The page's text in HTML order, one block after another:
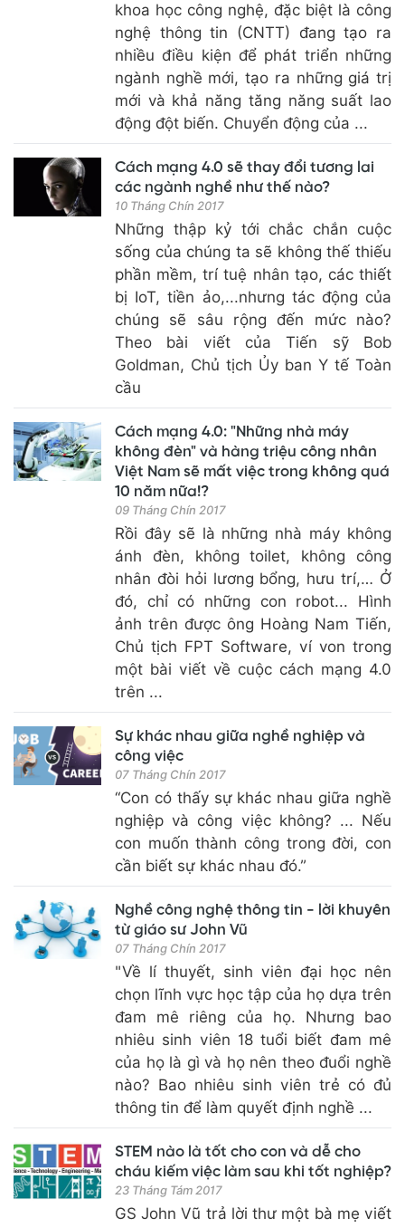
khoa học công nghệ, đặc biệt là công
nghệ thông tin (CNTT) đang tạo ra
nhiều điều kiện để phát triển những
ngành nghề mới, tạo ra những giá trị
mới và khả năng tăng năng suất lao
động đột biến. Chuyển động của ...
Cách mạng 4.0 sẽ thay đổi tương lai
các ngành nghề như thế nào?
10 Tháng Chín 2017
Những thập kỷ tới chắc chắn cuộc
sống của chúng ta sẽ không thế thiếu
phần mềm, trí tuệ nhân tạo, các thiết
bị IoT, tiền ảo,...nhưng tác động của
chúng sẽ sâu rộng đến mức nào?
Theo bài viết của Tiến sỹ Bob
Goldman, Chủ tịch Ủy ban Y tế Toàn
cầu
Cách mạng 4.0: "Những nhà máy
không đèn" và hàng triệu công nhân
Việt Nam sẽ mất việc trong không quá
10 năm nữa!?
09 Tháng Chín 2017
Rồi đây sẽ là những nhà máy không
ánh đèn, không toilet, không công
nhân đòi hỏi lương bổng, hưu trí,… Ở
đó, chỉ có những con robot... Hình
ảnh trên được ông Hoàng Nam Tiến,
Chủ tịch FPT Software, ví von trong
một bài viết về cuộc cách mạng 4.0
trên ...
Sự khác nhau giữa nghề nghiệp và
công việc
07 Tháng Chín 2017
“Con có thấy sự khác nhau giữa nghề
nghiệp và công việc không? ... Nếu
con muốn thành công trong đời, con
cần biết sự khác nhau đó.”
Nghề công nghệ thông tin - lời khuyên
từ giáo sư John Vũ
07 Tháng Chín 2017
"Về lí thuyết, sinh viên đại học nên
chọn lĩnh vực học tập của họ dựa trên
đam mê riêng của họ. Nhưng bao
nhiêu sinh viên 18 tuổi biết đam mê
của họ là gì và họ nên theo đuổi nghề
nào? Bao nhiêu sinh viên trẻ có đủ
thông tin để làm quyết định nghề ...
STEM nào là tốt cho con và dễ cho
cháu kiếm việc làm sau khi tốt nghiệp?
23 Tháng Tám 2017
GS John Vũ trả lời thư một bà mẹ viết